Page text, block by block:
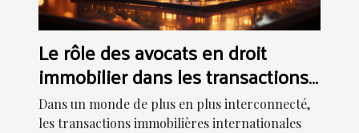
Le rôle des avocats en droit
immobilier dans les transactions
internationales
Dans un monde de plus en plus interconnecté,
les transactions immobilières internationales